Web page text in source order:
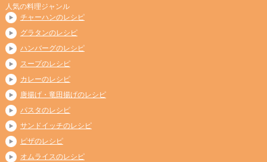
人気の料理ジャンル
チャーハンのレシピ
グラタンのレシピ
ハンバーグのレシピ
スープのレシピ
カレーのレシピ
唐揚げ・竜田揚げのレシピ
パスタのレシピ
サンドイッチのレシピ
ピザのレシピ
オムライスのレシピ